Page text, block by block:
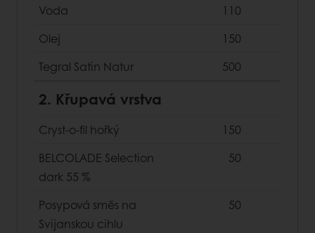
Voda
110
Olej
150
Tegral Satin Natur
500
2. Křupavá vrstva
Cryst-o-fil hořký
150
BELCOLADE Selection
dark 55 %
50
Posypová směs na
Svijanskou cihlu
50